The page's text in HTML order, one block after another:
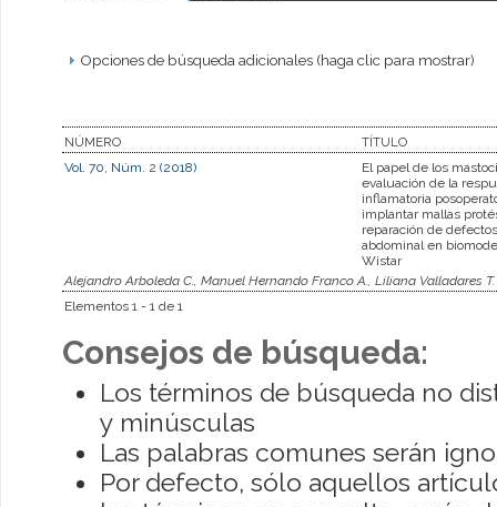
Opciones de búsqueda adicionales (haga clic para mostrar)
NÚMERO
TÍTULO
Vol. 70, Núm. 2 (2018)
El papel de los
evaluación de la
inflamatoria
implantar mallas
reparación de
abdominal en
Wistar
Alejandro Arboleda C., Manuel Hernando Franco A., Liliana Valladares T.
Elementos 1 - 1 de 1
Consejos de búsqueda:
Los términos de búsqueda no
y minúsculas
Las palabras comunes serán
Por defecto, sólo aquellos